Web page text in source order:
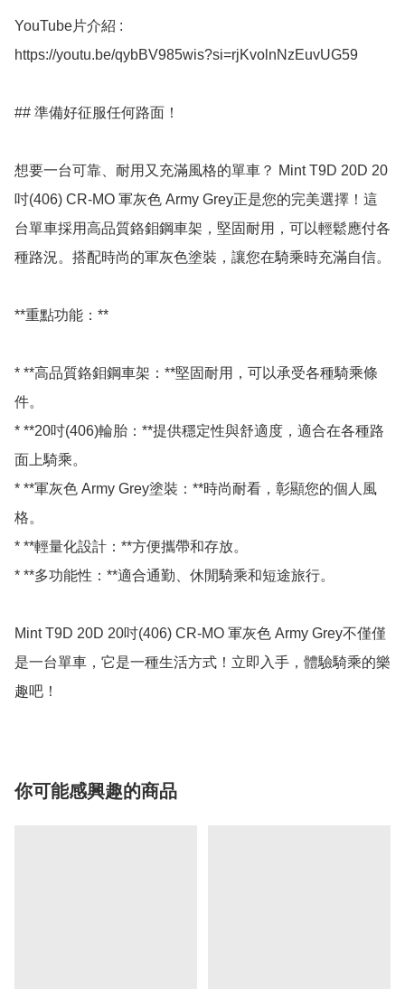
YouTube片介紹 :
https://youtu.be/qybBV985wis?si=rjKvolnNzEuvUG59
## 準備好征服任何路面！
想要一台可靠、耐用又充滿風格的單車？ Mint T9D 20D 20
吋(406) CR-MO 軍灰色 Army Grey正是您的完美選擇！這
台單車採用高品質鉻鉬鋼車架，堅固耐用，可以輕鬆應付各
種路況。搭配時尚的軍灰色塗裝，讓您在騎乘時充滿自信。
**重點功能：**
* **高品質鉻鉬鋼車架：**堅固耐用，可以承受各種騎乘條
件。
* **20吋(406)輪胎：**提供穩定性與舒適度，適合在各種路
面上騎乘。
* **軍灰色 Army Grey塗裝：**時尚耐看，彰顯您的個人風
格。
* **輕量化設計：**方便攜帶和存放。
* **多功能性：**適合通勤、休閒騎乘和短途旅行。
Mint T9D 20D 20吋(406) CR-MO 軍灰色 Army Grey不僅僅
是一台單車，它是一種生活方式！立即入手，體驗騎乘的樂
你可能感興趣的商品